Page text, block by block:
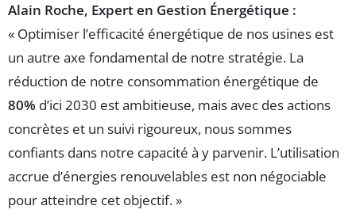
Alain Roche, Expert en Gestion Énergétique :
« Optimiser l’efficacité énergétique de nos usines est
un autre axe fondamental de notre stratégie. La
réduction de notre consommation énergétique de
80% d’ici 2030 est ambitieuse, mais avec des actions
concrètes et un suivi rigoureux, nous sommes
confiants dans notre capacité à y parvenir. L’utilisation
accrue d’énergies renouvelables est non négociable
pour atteindre cet objectif. »